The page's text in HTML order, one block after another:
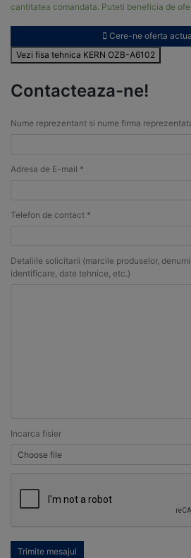
cantitatea comandata. Puteti beneficia de
Cere-ne oferta
Vezi fisa tehnica KERN OZB-A6102
Contacteaza-ne!
Nume reprezentant si nume firma
Adresa de E-mail *
Telefon de contact *
Detaliile solicitarii (marcile produselor,
identificare, date tehnice, etc.)
Incarca fisier
Choose file
Trimite mesajul